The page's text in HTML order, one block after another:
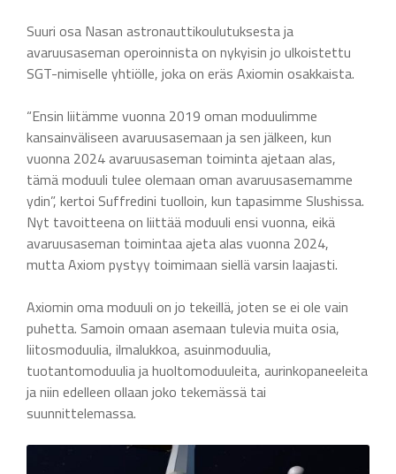
Suuri osa Nasan astronauttikoulutuksesta ja
avaruusaseman operoinnista on nykyisin jo ulkoistettu
SGT-nimiselle yhtiölle, joka on eräs Axiomin osakkaista.
“Ensin liitämme vuonna 2019 oman moduulimme
kansainväliseen avaruusasemaan ja sen jälkeen, kun
vuonna 2024 avaruusaseman toiminta ajetaan alas,
tämä moduuli tulee olemaan oman avaruusasemamme
ydin”, kertoi Suffredini tuolloin, kun tapasimme Slushissa.
Nyt tavoitteena on liittää moduuli ensi vuonna, eikä
avaruusaseman toimintaa ajeta alas vuonna 2024,
mutta Axiom pystyy toimimaan siellä varsin laajasti.
Axiomin oma moduuli on jo tekeillä, joten se ei ole vain
puhetta. Samoin omaan asemaan tulevia muita osia,
liitosmoduulia, ilmalukkoa, asuinmoduulia,
tuotantomoduulia ja huoltomoduuleita, aurinkopaneeleita
ja niin edelleen ollaan joko tekemässä tai
suunnittelemassa.